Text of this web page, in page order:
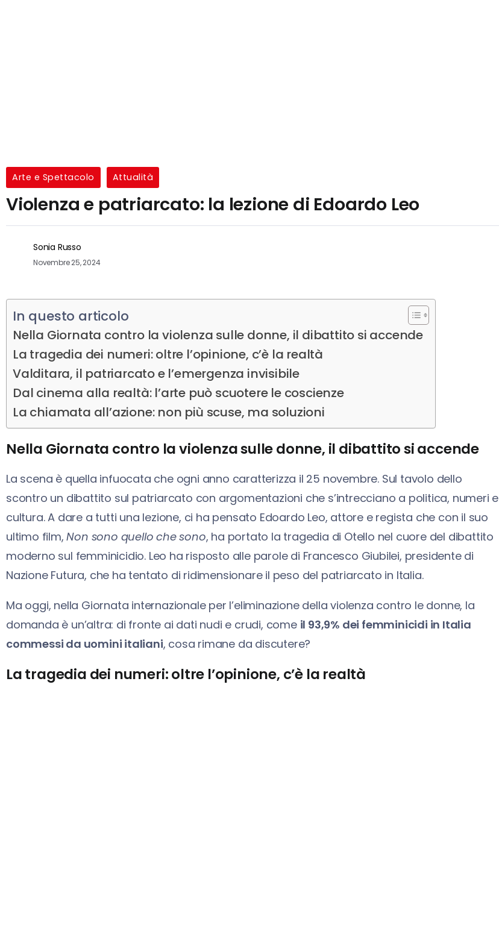
Arte e Spettacolo Attualità
Violenza e patriarcato: la lezione di Edoardo Leo
Sonia Russo
Novembre 25, 2024
In questo articolo
Nella Giornata contro la violenza sulle donne, il dibattito si accende
La tragedia dei numeri: oltre l’opinione, c’è la realtà
Valditara, il patriarcato e l’emergenza invisibile
Dal cinema alla realtà: l’arte può scuotere le coscienze
La chiamata all’azione: non più scuse, ma soluzioni
Nella Giornata contro la violenza sulle donne, il dibattito si accende
La scena è quella infuocata che ogni anno caratterizza il 25 novembre. Sul tavolo dello
scontro un dibattito sul patriarcato con argomentazioni che s’intrecciano a politica, numeri e
cultura. A dare a tutti una lezione, ci ha pensato Edoardo Leo, attore e regista che con il suo
ultimo film,Non sono quello che sono, ha portato la tragedia di Otello nel cuore del dibattito
moderno sul femminicidio. Leo ha risposto alle parole di Francesco Giubilei, presidente di
Nazione Futura, che ha tentato di ridimensionare il peso del patriarcato in Italia.
Ma oggi, nella Giornata internazionale per l’eliminazione della violenza contro le donne, la
domanda è un’altra: di fronte ai dati nudi e crudi, come il 93,9% dei femminicidi in Italia
commessi da uomini italiani, cosa rimane da discutere?
La tragedia dei numeri: oltre l’opinione, c’è la realtà